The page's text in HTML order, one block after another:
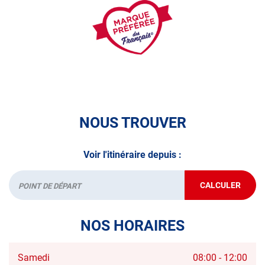
véhicule : Prenez RDV dans votrecentre de contrôle
AUTOSUR CREMIEU
NOUS TROUVER
Voir l'itinéraire depuis :
Départ CALCULER
JUSQU'AU
POINT
NOS HORAIRES
Horaires
Samedi 08:00 - 12:00